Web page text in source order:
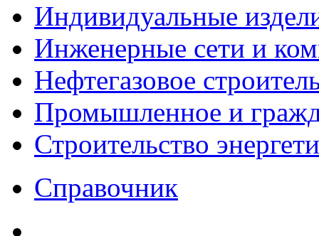
Индивидуальные
Инженерные сети и
Нефтегазовое
Промышленное и
Строительство
Справочник